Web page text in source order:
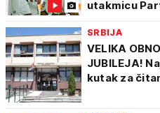
utakmicu
SRBIJA
VELIKA
JUBILEJA!
kutak za